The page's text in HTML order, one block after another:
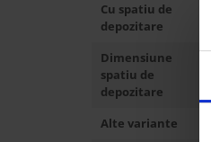
Cu spatiu de
depozitare
Dimensiune
spatiu de
depozitare
Alte variante